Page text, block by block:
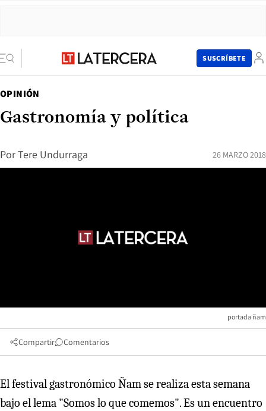
SUSCRÍBETE
OPINIÓN
Gastronomía y política
PorTere Undurraga 26 MARZO 2018
portada ñam
Compartir Comentarios
El festival gastronómico Ñam se realiza esta semana
bajo el lema "Somos lo que comemos". Es un encuentro